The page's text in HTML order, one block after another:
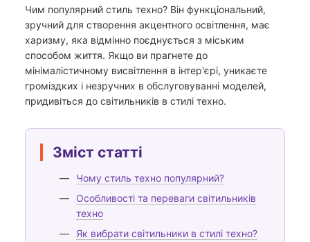
Чим популярний стиль техно? Він функціональний,
зручний для створення акцентного освітлення, має
харизму, яка відмінно поєднується з міським
способом життя. Якщо ви прагнете до
мінімалістичному висвітлення в інтер'єрі, уникаєте
громіздких і незручних в обслуговуванні моделей,
придивіться до світильників в стилі техно.
Зміст статті
Чому стиль техно популярний?
Особливості та переваги світильників
техно
Як вибрати світильники в стилі техно?